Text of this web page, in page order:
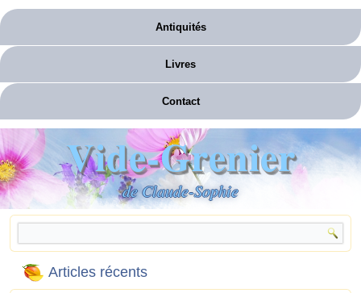
Antiquités
Livres
Contact
Vide-Grenier
de Claude-Sophie
Articles récents